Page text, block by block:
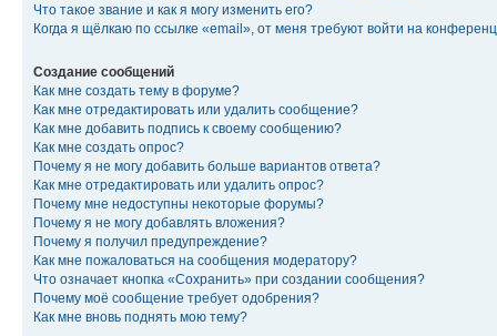
Что такое звание и как я могу изменить его?
Когда я щёлкаю по ссылке «email», от меня требуют войти на
Создание сообщений
Как мне создать тему в форуме?
Как мне отредактировать или удалить сообщение?
Как мне добавить подпись к своему сообщению?
Как мне создать опрос?
Почему я не могу добавить больше вариантов ответа?
Как мне отредактировать или удалить опрос?
Почему мне недоступны некоторые форумы?
Почему я не могу добавлять вложения?
Почему я получил предупреждение?
Как мне пожаловаться на сообщения модератору?
Что означает кнопка «Сохранить» при создании сообщения?
Почему моё сообщение требует одобрения?
Как мне вновь поднять мою тему?